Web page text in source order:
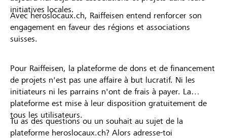
initiatives locales.
Avec heroslocaux.ch, Raiffeisen entend renforcer son
engagement en faveur des régions et associations
suisses.
Pour Raiffeisen, la plateforme de dons et de financement
de projets n'est pas une affaire à but lucratif. Ni les
initiateurs ni les parrains n'ont de frais à payer. La
plateforme est mise à leur disposition gratuitement de
tous les utilisateurs.
Tu as des questions ou un souhait au sujet de la
plateforme heroslocaux.ch? Alors adresse-toi